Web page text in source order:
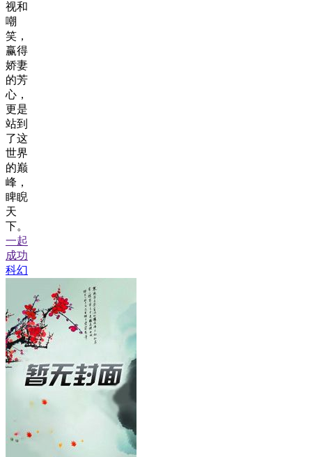
视和
嘲
笑，
赢得
娇妻
的芳
心，
更是
站到
了这
世界
的巅
峰，
睥睨
天
下。
一起
成功
科幻